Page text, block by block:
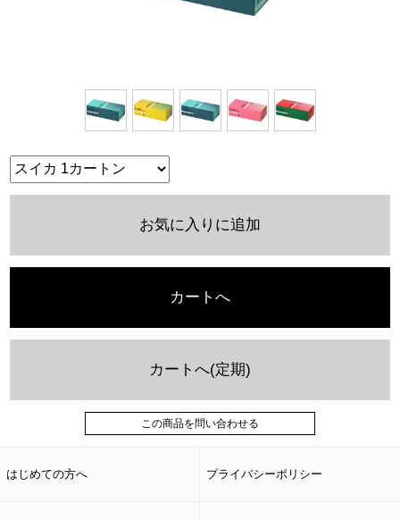
お気に入りに追加
カートへ
カートへ(定期)
この商品を問い合わせる
はじめての方へ プライバシーポリシー